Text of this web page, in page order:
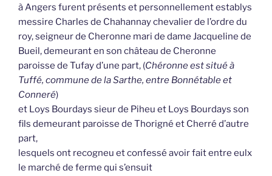
à Angers furent présents et personnellement establys
messire Charles de Chahannay chevalier de l’ordre du
roy, seigneur de Cheronne mari de dame Jacqueline de
Bueil, demeurant en son château de Cheronne
paroisse de Tufay d’une part, (Chéronne est situé à
Tuffé, commune de la Sarthe, entre Bonnétable et
Conneré)
et Loys Bourdays sieur de Piheu et Loys Bourdays son
fils demeurant paroisse de Thorigné et Cherré d’autre
part,
lesquels ont recogneu et confessé avoir fait entre eulx
le marché de ferme qui s’ensuit